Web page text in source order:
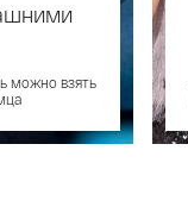
можно взять